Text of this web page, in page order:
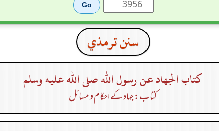
سنن ترمذي
كتاب الجهاد عن رسول الله صلى الله عليه وسلم
کتاب: جہاد کے احکام و مسائل